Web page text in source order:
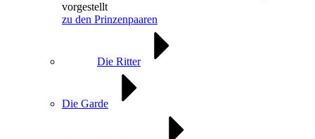
vorgestellt
zu den Prinzenpaaren
Die Ritter
Die Garde